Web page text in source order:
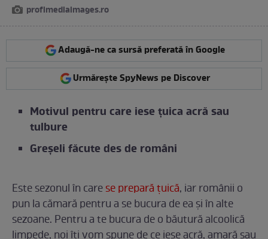
profimediaimages.ro
Adaugă-ne ca sursă preferată în Google
Urmărește SpyNews pe Discover
Motivul pentru care iese țuica acră sau
tulbure
Greșeli făcute des de români
Este sezonul în carese prepară țuică, iar românii o
pun la cămară pentru a se bucura de ea și în alte
sezoane. Pentru a te bucura de o băutură alcoolică